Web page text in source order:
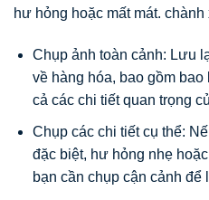
hư hỏng hoặc mất mát.
Chụp ảnh toàn cảnh: Lưu
về hàng hóa, bao gồm bao
cả các chi tiết quan trọng
Chụp các chi tiết cụ thể:
đặc biệt, hư hỏng nhẹ
bạn cần chụp cận cảnh để